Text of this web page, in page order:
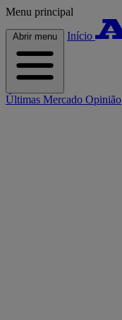
Menu principal
Abrir menu Início
Últimas Mercado Opinião